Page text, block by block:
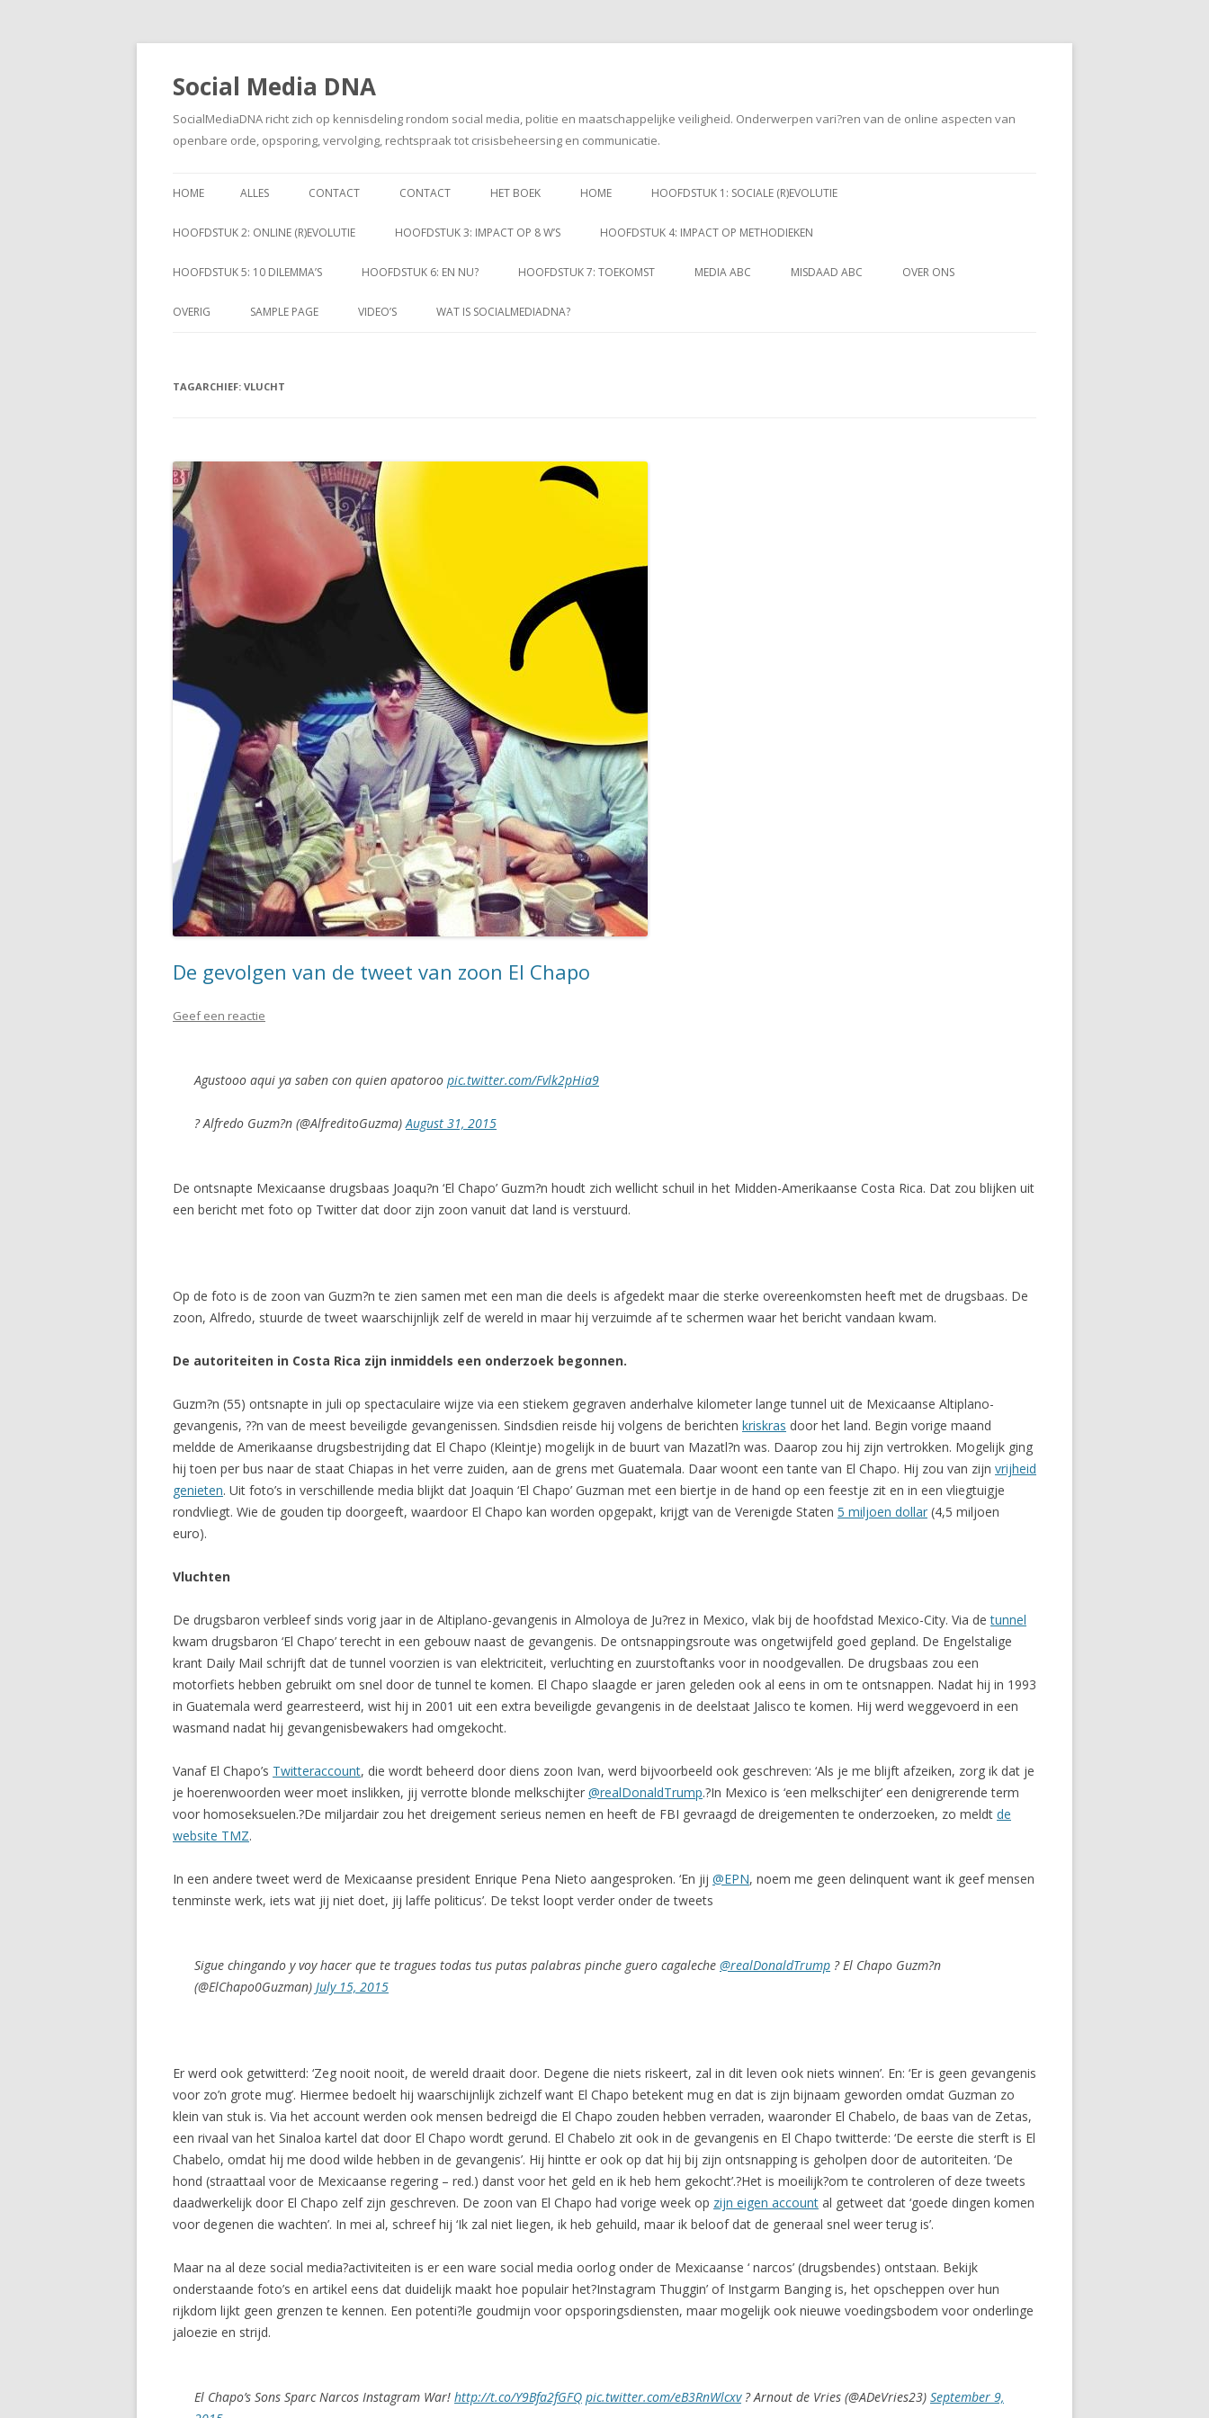
Social Media DNA
SocialMediaDNA richt zich op kennisdeling rondom social media, politie en maatschappelijke veiligheid. Onderwerpen vari?ren van de online aspecten van
openbare orde, opsporing, vervolging, rechtspraak tot crisisbeheersing en communicatie.
naar
HOME ALLES CONTACT CONTACT HET BOEK HOME HOOFDSTUK 1: SOCIALE (R)EVOLUTIE
HOOFDSTUK 2: ONLINE (R)EVOLUTIE HOOFDSTUK 3: IMPACT OP 8 W’S HOOFDSTUK 4: IMPACT OP METHODIEKEN
HOOFDSTUK 5: 10 DILEMMA’S HOOFDSTUK 6: EN NU? HOOFDSTUK 7: TOEKOMST MEDIA ABC MISDAAD ABC OVER ONS
OVERIG SAMPLE PAGE VIDEO’S WAT IS SOCIALMEDIADNA?
TAGARCHIEF: VLUCHT
De gevolgen van de tweet van zoon El Chapo
Geef een reactie
Agustooo aqui ya saben con quien apatoroo pic.twitter.com/Fvlk2pHia9
? Alfredo Guzm?n (@AlfreditoGuzma)August 31, 2015
De ontsnapte Mexicaanse drugsbaas Joaqu?n ‘El Chapo’ Guzm?n houdt zich wellicht schuil in het Midden-Amerikaanse Costa Rica. Dat zou blijken uit
een bericht met foto op Twitter dat door zijn zoon vanuit dat land is verstuurd.
Op de foto is de zoon van Guzm?n te zien samen met een man die deels is afgedekt maar die sterke overeenkomsten heeft met de drugsbaas. De
zoon, Alfredo, stuurde de tweet waarschijnlijk zelf de wereld in maar hij verzuimde af te schermen waar het bericht vandaan kwam.
De autoriteiten in Costa Rica zijn inmiddels een onderzoek begonnen.
Guzm?n (55) ontsnapte in juli op spectaculaire wijze via een stiekem gegraven anderhalve kilometer lange tunnel uit de Mexicaanse Altiplano-
gevangenis, ??n van de meest beveiligde gevangenissen. Sindsdien reisde hij volgens de berichten kriskras door het land. Begin vorige maand
meldde de Amerikaanse drugsbestrijding dat El Chapo (Kleintje) mogelijk in de buurt van Mazatl?n was. Daarop zou hij zijn vertrokken. Mogelijk ging
hij toen per bus naar de staat Chiapas in het verre zuiden, aan de grens met Guatemala. Daar woont een tante van El Chapo. Hij zou van zijn vrijheid
genieten. Uit foto’s in verschillende media blijkt dat Joaquin ‘El Chapo’ Guzman met een biertje in de hand op een feestje zit en in een vliegtuigje
rondvliegt. Wie de gouden tip doorgeeft, waardoor El Chapo kan worden opgepakt, krijgt van de Verenigde Staten 5 miljoen dollar (4,5 miljoen
euro).
Vluchten
De drugsbaron verbleef sinds vorig jaar in de Altiplano-gevangenis in Almoloya de Ju?rez in Mexico, vlak bij de hoofdstad Mexico-City. Via detunnel
kwam drugsbaron ‘El Chapo’ terecht in een gebouw naast de gevangenis. De ontsnappingsroute was ongetwijfeld goed gepland. De Engelstalige
krant Daily Mail schrijft dat de tunnel voorzien is van elektriciteit, verluchting en zuurstoftanks voor in noodgevallen. De drugsbaas zou een
motorfiets hebben gebruikt om snel door de tunnel te komen. El Chapo slaagde er jaren geleden ook al eens in om te ontsnappen. Nadat hij in 1993
in Guatemala werd gearresteerd, wist hij in 2001 uit een extra beveiligde gevangenis in de deelstaat Jalisco te komen. Hij werd weggevoerd in een
wasmand nadat hij gevangenisbewakers had omgekocht.
Vanaf El Chapo’s Twitteraccount, die wordt beheerd door diens zoon Ivan, werd bijvoorbeeld ook geschreven: ‘Als je me blijft afzeiken, zorg ik dat je
je hoerenwoorden weer moet inslikken, jij verrotte blonde melkschijter @realDonaldTrump.?In Mexico is ‘een melkschijter’ een denigrerende term
voor homoseksuelen.?De miljardair zou het dreigement serieus nemen en heeft de FBI gevraagd de dreigementen te onderzoeken, zo meldt de
website TMZ.
In een andere tweet werd de Mexicaanse president Enrique Pena Nieto aangesproken. ‘En jij @EPN, noem me geen delinquent want ik geef mensen
tenminste werk, iets wat jij niet doet, jij laffe politicus’. De tekst loopt verder onder de tweets
Sigue chingando y voy hacer que te tragues todas tus putas palabras pinche guero cagaleche @realDonaldTrump ? El Chapo Guzm?n
(@ElChapo0Guzman) July 15, 2015
Er werd ook getwitterd: ‘Zeg nooit nooit, de wereld draait door. Degene die niets riskeert, zal in dit leven ook niets winnen’. En: ‘Er is geen gevangenis
voor zo’n grote mug’. Hiermee bedoelt hij waarschijnlijk zichzelf want El Chapo betekent mug en dat is zijn bijnaam geworden omdat Guzman zo
klein van stuk is. Via het account werden ook mensen bedreigd die El Chapo zouden hebben verraden, waaronder El Chabelo, de baas van de Zetas,
een rivaal van het Sinaloa kartel dat door El Chapo wordt gerund. El Chabelo zit ook in de gevangenis en El Chapo twitterde: ‘De eerste die sterft is El
Chabelo, omdat hij me dood wilde hebben in de gevangenis’. Hij hintte er ook op dat hij bij zijn ontsnapping is geholpen door de autoriteiten. ‘De
hond (straattaal voor de Mexicaanse regering – red.) danst voor het geld en ik heb hem gekocht’.?Het is moeilijk?om te controleren of deze tweets
daadwerkelijk door El Chapo zelf zijn geschreven. De zoon van El Chapo had vorige week op zijn eigen account al getweet dat ‘goede dingen komen
voor degenen die wachten’. In mei al, schreef hij ‘Ik zal niet liegen, ik heb gehuild, maar ik beloof dat de generaal snel weer terug is’.
Maar na al deze social media?activiteiten is er een ware social media oorlog onder de Mexicaanse ‘ narcos’ (drugsbendes) ontstaan. Bekijk
onderstaande foto’s en artikel eens dat duidelijk maakt hoe populair het?Instagram Thuggin’ of Instgarm Banging is, het opscheppen over hun
rijkdom lijkt geen grenzen te kennen. Een potenti?le goudmijn voor opsporingsdiensten, maar mogelijk ook nieuwe voedingsbodem voor onderlinge
jaloezie en strijd.
El Chapo’s Sons Sparc Narcos Instagram War! http://t.co/Y9Bfa2fGFQ pic.twitter.com/eB3RnWlcxv? Arnout de Vries (@ADeVries23) September 9,